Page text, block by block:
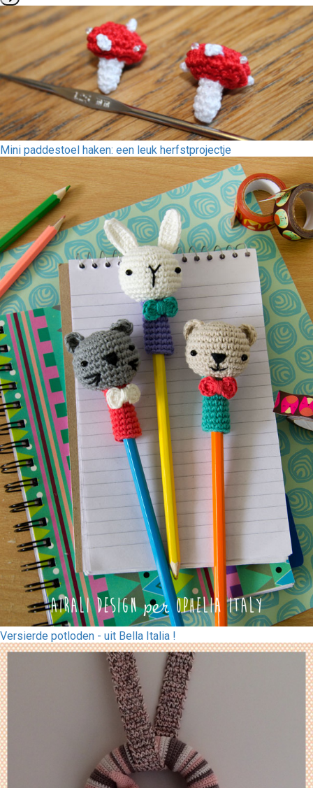
Mini paddestoel haken: een leuk herfstprojectje
Versierde potloden - uit Bella Italia !